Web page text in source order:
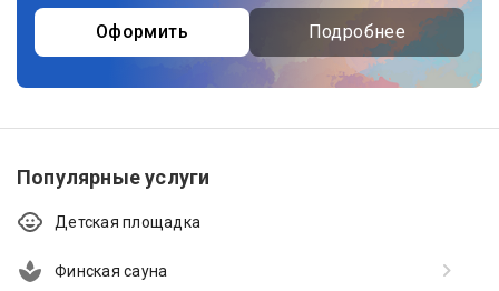
Оформить Подробнее
Популярные услуги
Детская площадка
Финская сауна